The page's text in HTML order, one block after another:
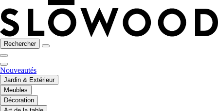
Rechercher
Nouveautés
Jardin & Extérieur
Meubles
Décoration